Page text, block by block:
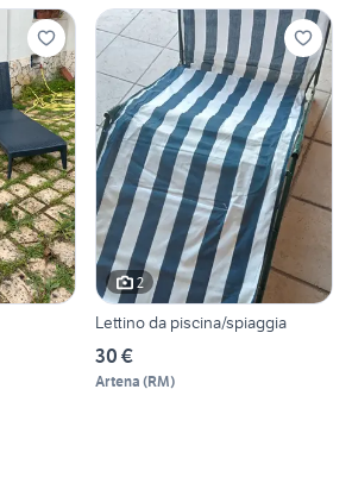
2
Lettino da piscina/spiaggia
30 €
Artena (RM)